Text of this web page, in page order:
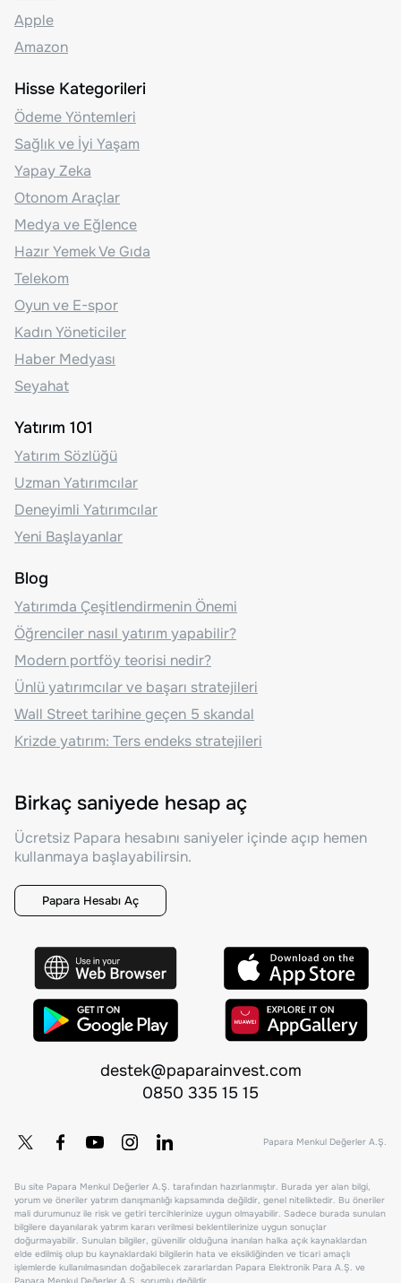
Apple
Amazon
Hisse Kategorileri
Ödeme Yöntemleri
Sağlık ve İyi Yaşam
Yapay Zeka
Otonom Araçlar
Medya ve Eğlence
Hazır Yemek Ve Gıda
Telekom
Oyun ve E-spor
Kadın Yöneticiler
Haber Medyası
Seyahat
Yatırım 101
Yatırım Sözlüğü
Uzman Yatırımcılar
Deneyimli Yatırımcılar
Yeni Başlayanlar
Blog
Yatırımda Çeşitlendirmenin Önemi
Öğrenciler nasıl yatırım yapabilir?
Modern portföy teorisi nedir?
Ünlü yatırımcılar ve başarı stratejileri
Wall Street tarihine geçen 5 skandal
Krizde yatırım: Ters endeks stratejileri
Birkaç saniyede hesap aç
Ücretsiz Papara hesabını saniyeler içinde açıp hemen
kullanmaya başlayabilirsin.
Papara Hesabı Aç
destek@paparainvest.com
0850 335 15 15
Papara Menkul Değerler A.Ş.
Bu site Papara Menkul Değerler A.Ş. tarafından hazırlanmıştır. Burada yer alan bilgi,
yorum ve öneriler yatırım danışmanlığı kapsamında değildir, genel niteliktedir. Bu öneriler
mali durumunuz ile risk ve getiri tercihlerinize uygun olmayabilir. Sadece burada sunulan
bilgilere dayanılarak yatırım kararı verilmesi beklentilerinize uygun sonuçlar
doğurmayabilir. Sunulan bilgiler, güvenilir olduğuna inanılan halka açık kaynaklardan
elde edilmiş olup bu kaynaklardaki bilgilerin hata ve eksikliğinden ve ticari amaçlı
işlemlerde kullanılmasından doğabilecek zararlardan Papara Elektronik Para A.Ş. ve
Papara Menkul Değerler A.Ş. sorumlu değildir.